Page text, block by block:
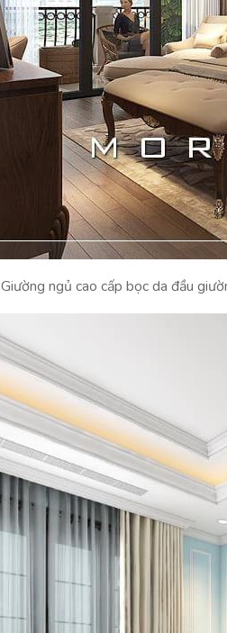
Giường ngủ cao cấp bọc da đầu